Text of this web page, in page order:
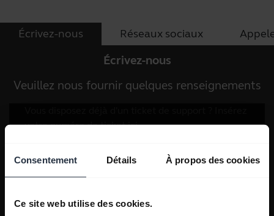
Consentement Détails À propos des cookies
Ce site web utilise des cookies.
Écrivez-nous Réseaux sociaux
Écrivez-nous
Veuillez nous fournir quelques renseignements